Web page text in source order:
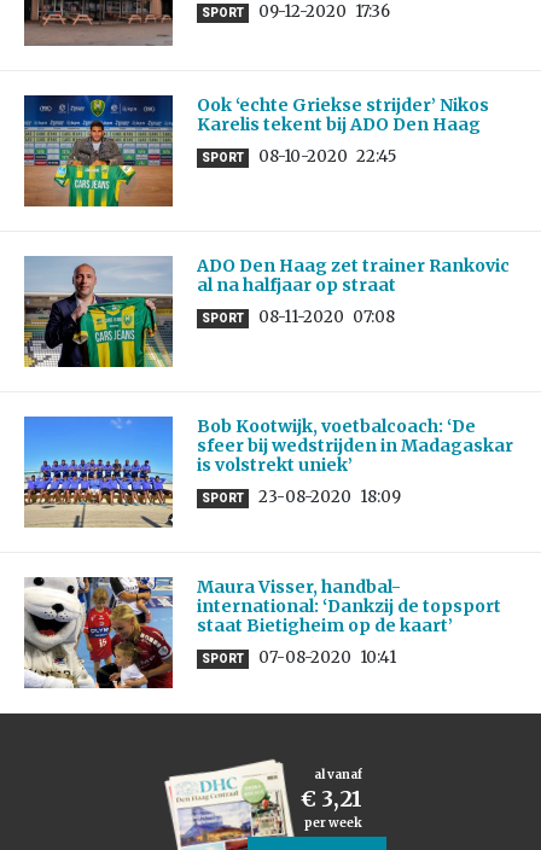
SPORT 09-12-2020 17:36
Ook ‘echte Griekse strijder’ Nikos
Karelis tekent bij ADO Den Haag
SPORT 08-10-2020 22:45
ADO Den Haag zet trainer Rankovic
al na halfjaar op straat
SPORT 08-11-2020 07:08
Bob Kootwijk, voetbalcoach: ‘De
sfeer bij wedstrijden in Madagaskar
is volstrekt uniek’
SPORT 23-08-2020 18:09
Maura Visser, handbal-
international: ‘Dankzij de topsport
staat Bietigheim op de kaart’
SPORT 07-08-2020 10:41
al vanaf
€ 3,21
per week